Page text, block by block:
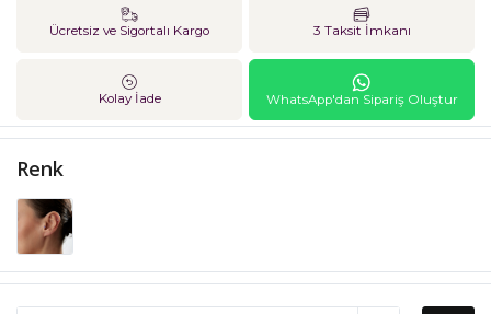
Ücretsiz ve Sigortalı Kargo 3 Taksit İmkanı
Kolay İade WhatsApp'dan Sipariş Oluştur
Renk